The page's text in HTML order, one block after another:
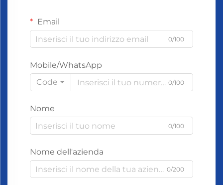
Email
0/100
Mobile/WhatsApp
Code
0/100
Nome
0/100
Nome dell'azienda
0/200